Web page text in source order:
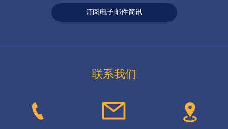
订阅电子邮件简讯
联系我们